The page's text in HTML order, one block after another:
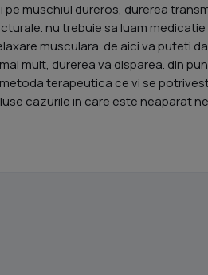
muschiul dureros, durerea
nu trebuie sa luam
musculara. de aici va puteti
mult, durerea va disparea. din
terapeutica ce vi se
cazurile in care este neaparat